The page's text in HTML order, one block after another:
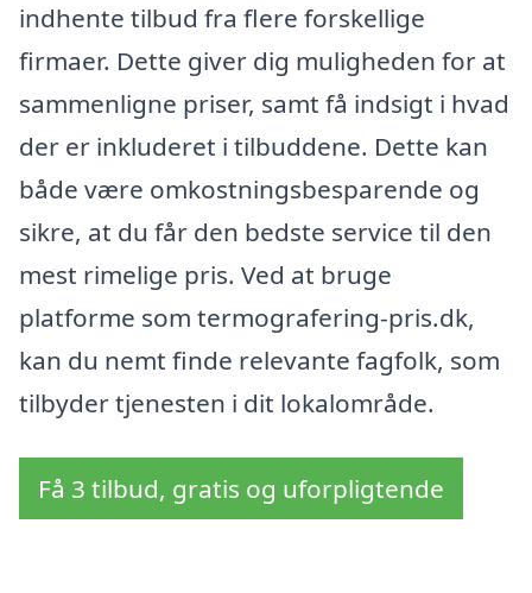
indhente tilbud fra flere forskellige
firmaer. Dette giver dig muligheden for at
sammenligne priser, samt få indsigt i hvad
der er inkluderet i tilbuddene. Dette kan
både være omkostningsbesparende og
sikre, at du får den bedste service til den
mest rimelige pris. Ved at bruge
platforme som termografering-pris.dk,
kan du nemt finde relevante fagfolk, som
tilbyder tjenesten i dit lokalområde.
Få 3 tilbud, gratis og uforpligtende